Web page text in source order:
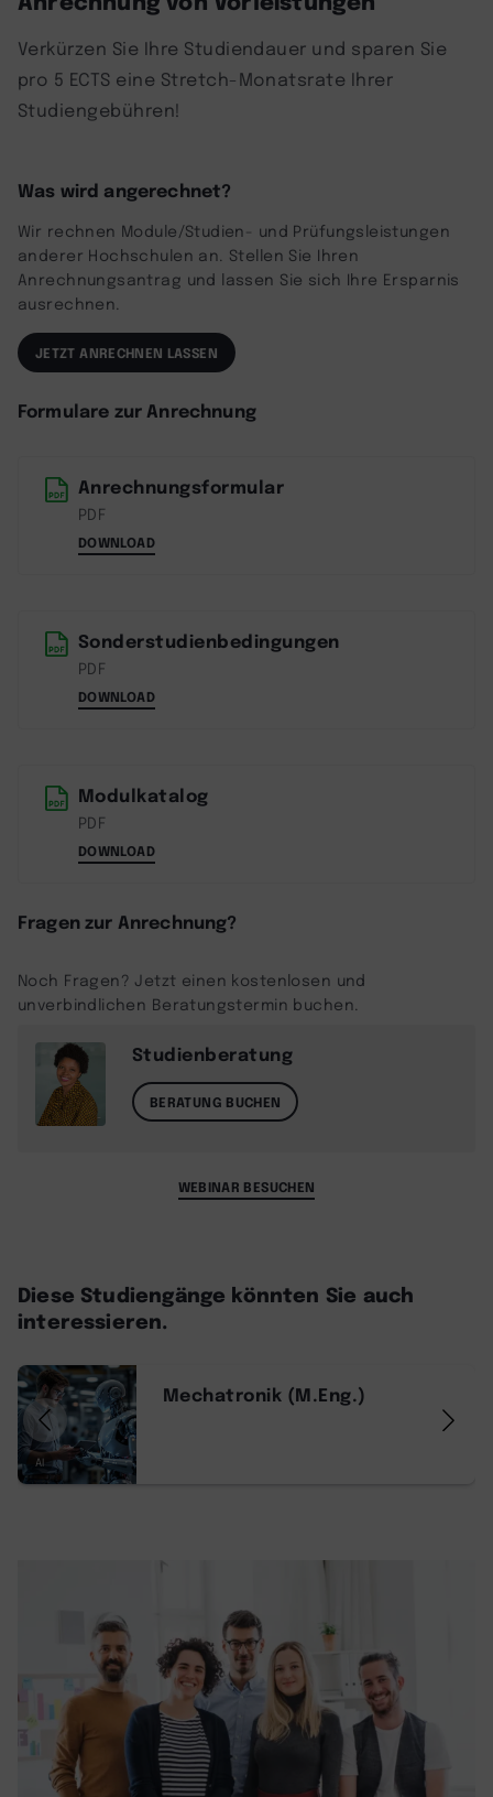
Verkürzen Sie Ihre Studiendauer und sparen Sie
pro 5 ECTS eine Stretch-Monatsrate Ihrer
Studiengebühren!
Was wird angerechnet?
Wir rechnen Module/Studien- und Prüfungsleistungen
anderer Hochschulen an. Stellen Sie Ihren
Anrechnungsantrag und lassen Sie sich Ihre Ersparnis
ausrechnen.
JETZT ANRECHNEN LASSEN
Formulare zur Anrechnung
Anrechnungsformular
PDF
DOWNLOAD
Sonderstudienbedingungen
PDF
DOWNLOAD
Modulkatalog
PDF
DOWNLOAD
Fragen zur Anrechnung?
Noch Fragen? Jetzt einen kostenlosen und
unverbindlichen Beratungstermin buchen.
Studienberatung
BERATUNG BUCHEN
WEBINAR BESUCHEN
Diese Studiengänge könnten Sie auch
interessieren.
AI
Mechatronik (M.Eng.)